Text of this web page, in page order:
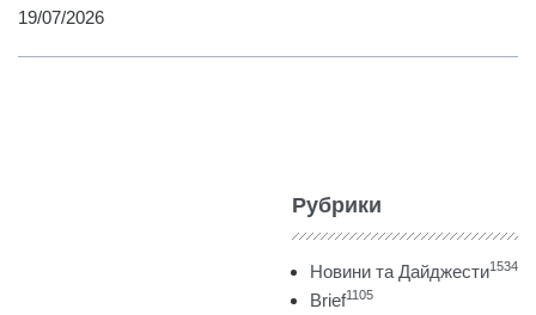
19/07/2026
Рубрики
Новини та Дайджести1534
Brief1105